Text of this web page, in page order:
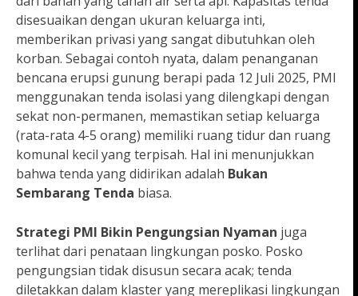
disesuaikan dengan ukuran keluarga inti,
memberikan privasi yang sangat dibutuhkan oleh
korban. Sebagai contoh nyata, dalam penanganan
bencana erupsi gunung berapi pada 12 Juli 2025, PMI
menggunakan tenda isolasi yang dilengkapi dengan
sekat non-permanen, memastikan setiap keluarga
(rata-rata 4-5 orang) memiliki ruang tidur dan ruang
komunal kecil yang terpisah. Hal ini menunjukkan
bahwa tenda yang didirikan adalah Bukan
Sembarang Tenda biasa.
Strategi PMI Bikin Pengungsian Nyaman juga
terlihat dari penataan lingkungan posko. Posko
pengungsian tidak disusun secara acak; tenda
diletakkan dalam klaster yang mereplikasi lingkungan